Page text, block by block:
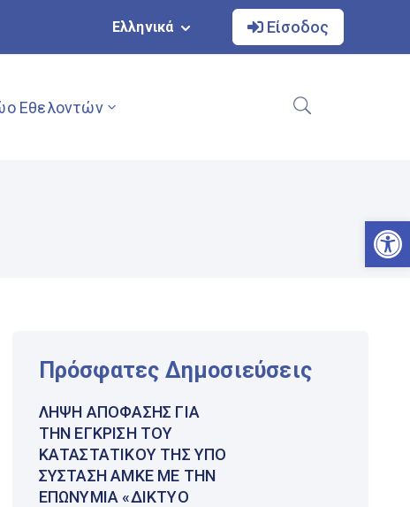
Ελληνικά Είσοδος
Εθελοντών
Πρόσφατες Δημοσιεύσεις
ΛΉΨΗ ΑΠΌΦΑΣΗΣ ΓΙΑ
ΤΗΝ ΈΓΚΡΙΣΗ ΤΟΥ
ΚΑΤΑΣΤΑΤΙΚΟΎ ΤΗΣ ΥΠΌ
ΣΎΣΤΑΣΗ ΑΜΚΕ ΜΕ ΤΗΝ
ΕΠΩΝΥΜΊΑ «ΔΊΚΤΥΟ